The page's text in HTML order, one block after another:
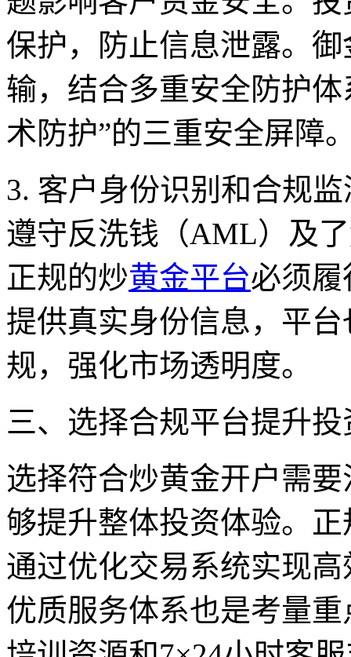
保护，防止信息泄露。
输，结合多重安全防护
术防护”的三重安全屏障
3. 客户身份识别和合规监
遵守反洗钱（AML）及
正规的炒黄金平台必须
提供真实身份信息，平
规，强化市场透明度。
三、选择合规平台提升投
选择符合炒黄金开户需
够提升整体投资体验。
通过优化交易系统实现
优质服务体系也是考量